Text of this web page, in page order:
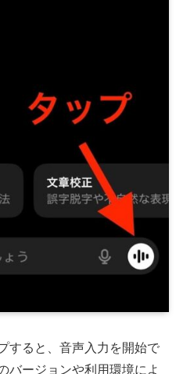
すると、音声入力を開始で
バージョンや利用環境によ